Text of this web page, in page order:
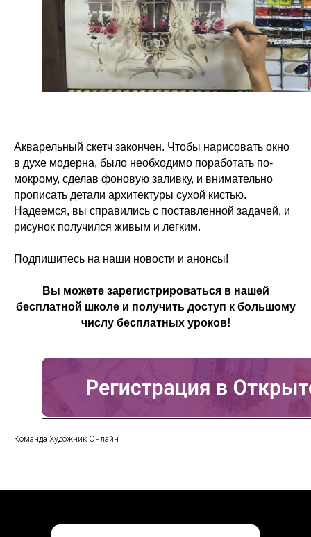
Акварельный скетч закончен. Чтобы нарисовать окно
в духе модерна, было необходимо поработать по-
мокрому, сделав фоновую заливку, и внимательно
прописать детали архитектуры сухой кистью.
Надеемся, вы справились с поставленной задачей, и
рисунок получился живым и легким.
Подпишитесь на наши новости и анонсы!
Вы можете зарегистрироваться в нашей
бесплатной школе и получить доступ к большому
числу бесплатных уроков!
Команда Художник Онлайн